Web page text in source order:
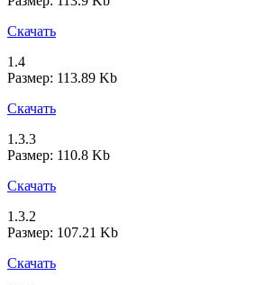
Скачать
1.4
Размер: 113.89 Kb
Скачать
1.3.3
Размер: 110.8 Kb
Скачать
1.3.2
Размер: 107.21 Kb
Скачать